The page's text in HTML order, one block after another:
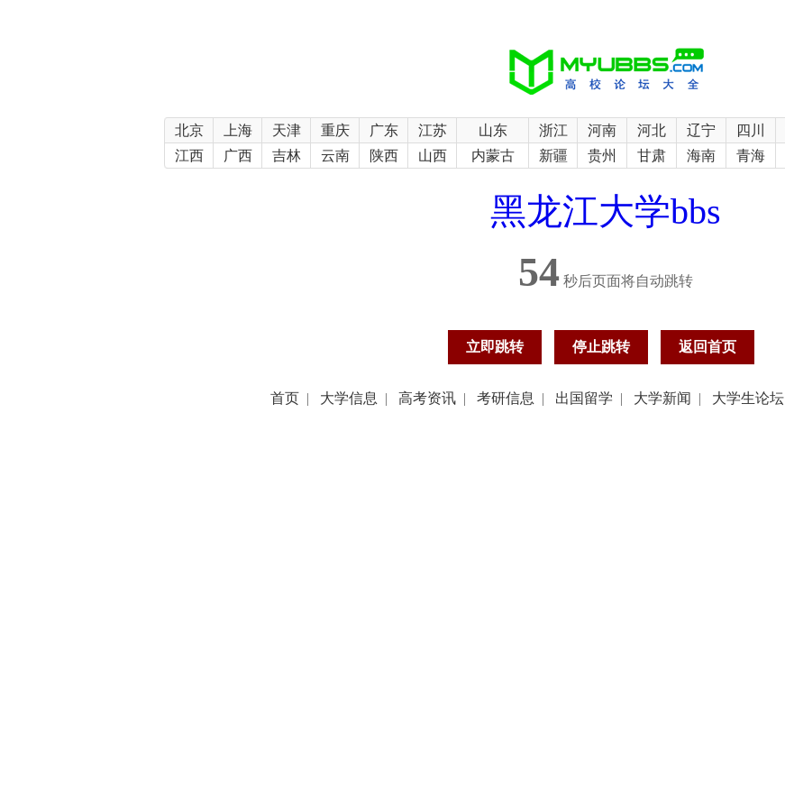
北京 上海 天津 重庆 广东 江苏 山东 浙江 河南 河北 辽宁 四川
江西
广西 吉林 云南 陕西 山西 内蒙古 新疆 贵州 甘肃 海南 青海
黑龙江大学bbs
54 秒后页面将自动跳转
立即跳转 停止跳转 返回首页
首页 | 大学信息 | 高考资讯 | 考研信息 | 出国留学 | 大学新闻 | 大学生论坛